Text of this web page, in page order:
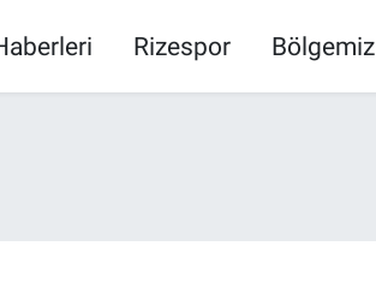
Rizespor Bölgemiz